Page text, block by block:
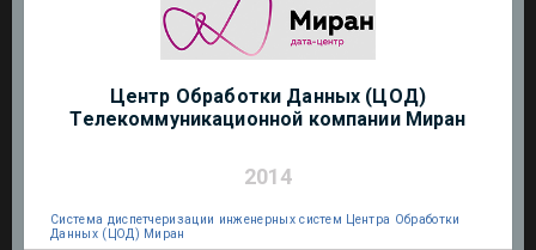
Центр Обработки Данных (ЦОД)
Телекоммуникационной компании Миран
2014
Система диспетчеризации инженерных систем Центра Обработки
Данных (ЦОД) Миран